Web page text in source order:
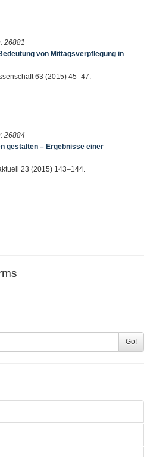
26881
von Mittagsverpflegung in
63 (2015) 45–47.
26884
gestalten – Ergebnisse einer
23 (2015) 143–144.
Go!